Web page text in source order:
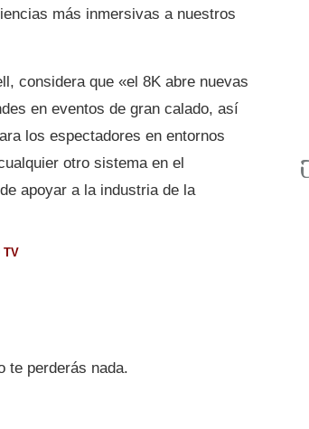
más inmersivas a nuestros
considera que «el 8K abre nuevas
en eventos de gran calado, así
los espectadores en entornos
otro sistema en el
apoyar a la industria de la
TV
te perderás nada.